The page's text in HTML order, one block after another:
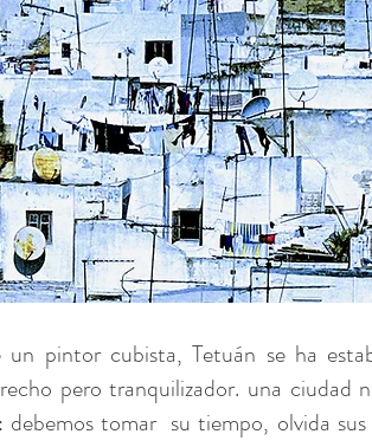
pintor cubista, Tetuán se ha
pero tranquilizador. una ciudad
debemos tomar su tiempo, olvida